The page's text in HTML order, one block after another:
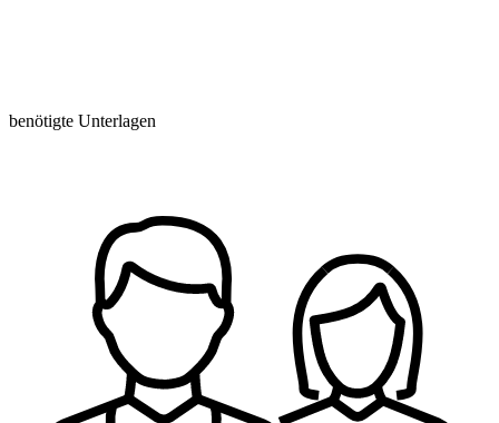
benötigte Unterlagen